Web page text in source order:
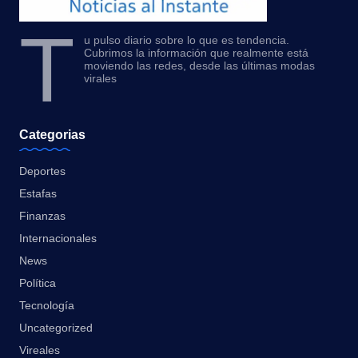
T
u pulso diario sobre lo que es tendencia.
Cubrimos la información que realmente está
moviendo las redes, desde las últimas modas
virales
Categorias
Deportes
Estafas
Finanzas
Internacionales
News
Política
Tecnología
Uncategorized
Vireales